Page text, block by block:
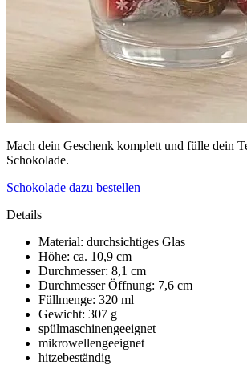
Mach dein Geschenk komplett und fülle dein
Schokolade.
Schokolade dazu bestellen
Details
Material: durchsichtiges Glas
Höhe: ca. 10,9 cm
Durchmesser: 8,1 cm
Durchmesser Öffnung: 7,6 cm
Füllmenge: 320 ml
Gewicht: 307 g
spülmaschinengeeignet
mikrowellengeeignet
hitzebeständig